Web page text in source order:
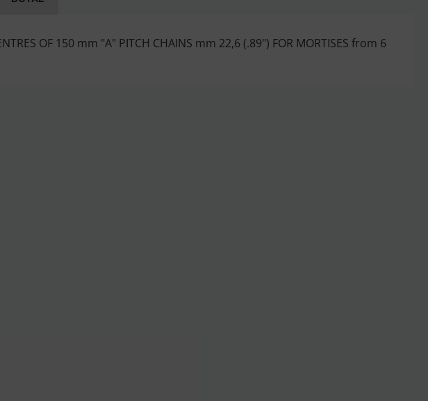
OF 150 mm "A" PITCH CHAINS mm 22,6 (.89") FOR MORTISES from 6